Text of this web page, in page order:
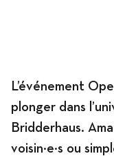
Ateliers
L’événement
plonger dans
Bridderhaus.
voisin·e·s ou